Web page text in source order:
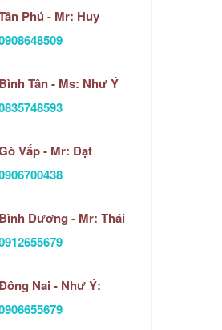
Phú - Mr: Huy
Bình Tân - Ms: Như Ý
Vấp - Mr: Đạt
Bình Dương - Mr: Thái
Nai - Như Ý: